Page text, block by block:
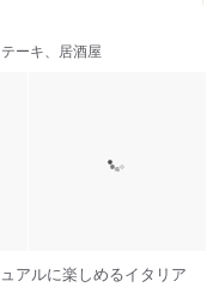
ーキ、居酒屋
アルに楽しめるイタリア